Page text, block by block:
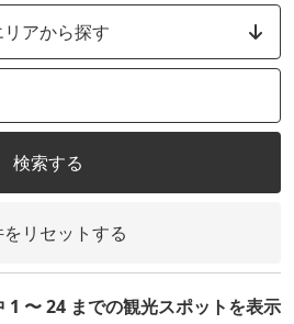
リアから探す
検索する
リセットする
1 〜 24 までの観光スポットを表示